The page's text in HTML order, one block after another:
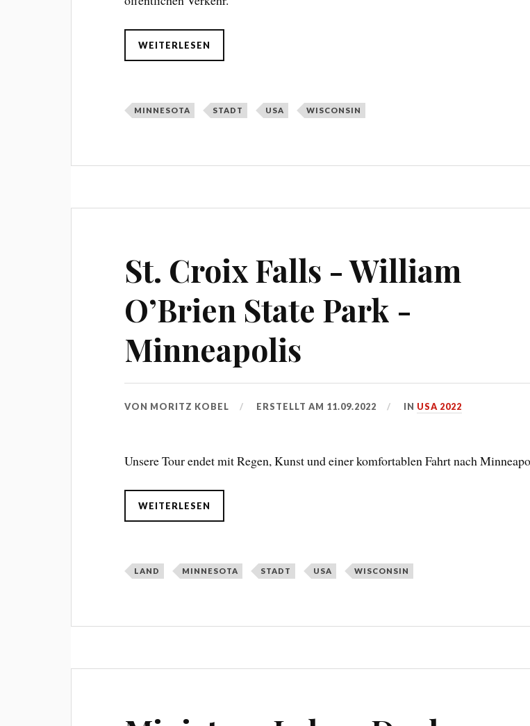
WEITERLESEN
MINNESOTA STADT USA WISCONSIN
St. Croix Falls - William
O’Brien State Park -
Minneapolis
VON MORITZ KOBEL ERSTELLT AM 11.09.2022 IN USA 2022
Unsere Tour endet mit Regen, Kunst und einer komfortablen Fahrt nach
WEITERLESEN
LAND MINNESOTA STADT USA WISCONSIN